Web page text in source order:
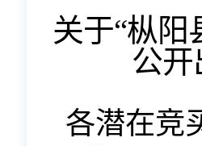
关于“枞阳
公开
各潜在竞